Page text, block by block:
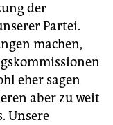
der
Partei.
machen,
eher sagen
aber zu weit
Unsere